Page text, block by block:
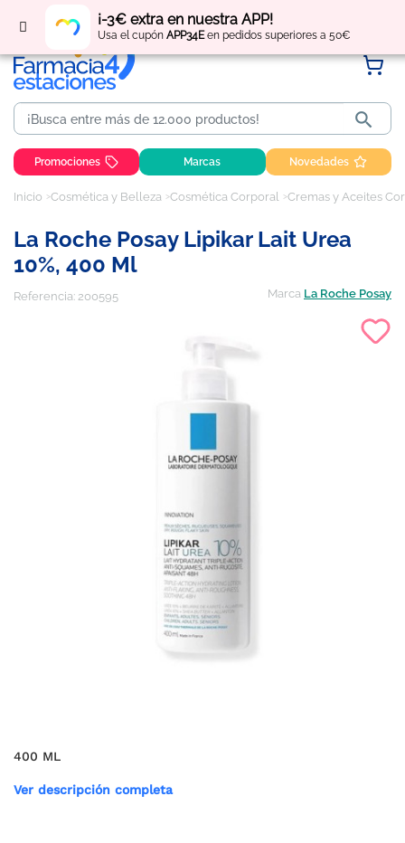
¡-3€ extra en nuestra APP!
Usa el cupón APP34Een pedidos superiores a 50€
Regístratey obtén puntos por tus compras

Promociones Marcas Novedades
Inicio Cosmética y Belleza Cosmética Corporal Cremas y Aceites
La Roche Posay Lipikar Lait Urea
10%, 400 Ml
Referencia: 200595 Marca La Roche Posay
400 ML
Ver descripción completa